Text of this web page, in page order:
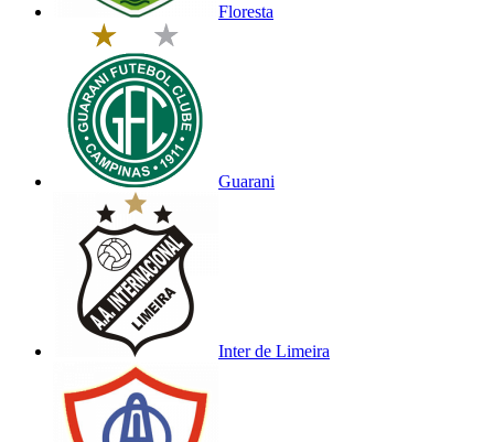
Floresta
Guarani
Inter de Limeira